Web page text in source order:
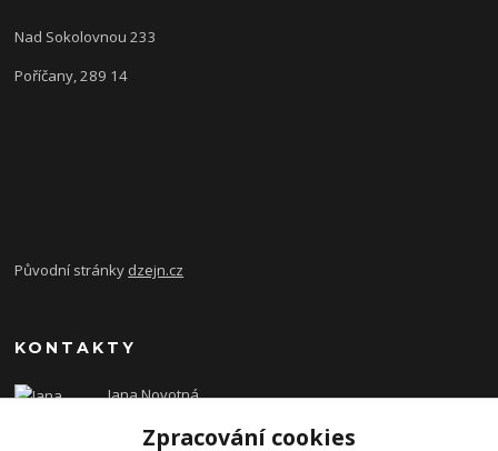
Nad Sokolovnou 233
Poříčany, 289 14
Původní stránky dzejn.cz
KONTAKTY
Jana Novotná
Zpracování cookies